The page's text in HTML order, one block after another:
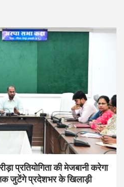
प्रतियोगिता की मेजबानी करेगा
जुटेंगे प्रदेशभर के खिलाड़ी